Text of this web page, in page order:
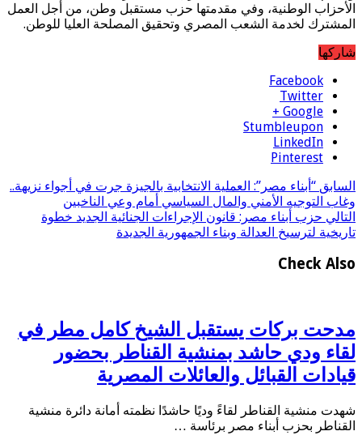
الأحزاب الوطنية، وفي مقدمتها حزب مستقبل وطن، من أجل العمل
المشترك لخدمة الشعب المصري وتحقيق المصلحة العليا للوطن.
شاركها
Facebook
Twitter
Google +
Stumbleupon
LinkedIn
Pinterest
السابق “أبناء مصر”: العملية الانتخابية بالجيزة جرت في أجواء نزيهة..
وغاب التوجيه الأمني والمال السياسي أمام وعي الناخبين
التالي حزب أبناء مصر: قانون الإجراءات الجنائية الجديد خطوة
تاريخية لترسيخ العدالة وبناء الجمهورية الجديدة
Check Also
مدحت بركات يستقبل الشيخ كامل مطر في
لقاء ودي حاشد بمنشية القناطر بحضور
قيادات القبائل والعائلات المصرية
شهدت منشية القناطر لقاءً وديًا حاشدًا نظمته أمانة دائرة منشية
القناطر بحزب أبناء مصر برئاسة …